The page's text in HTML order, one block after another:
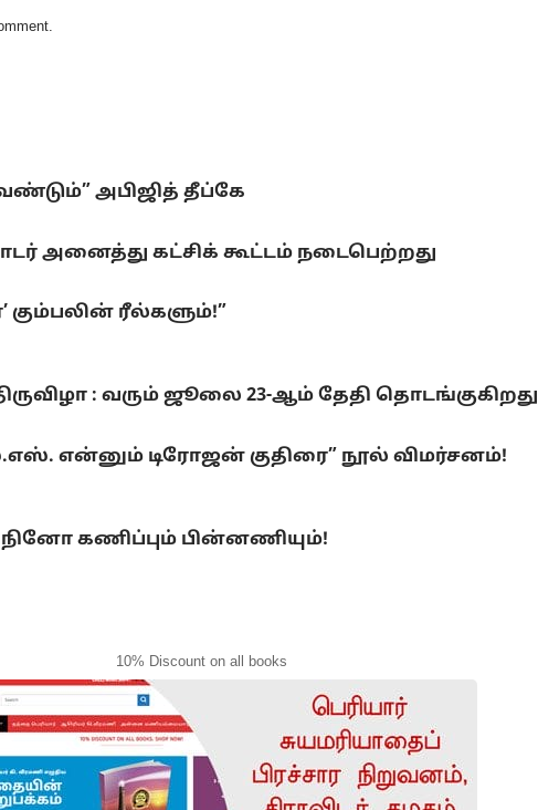
அபிஜித் தீப்கே
அனைத்து கட்சிக் கூட்டம் நடைபெற்றது
ரீல்களும்!”
: வரும் ஜூலை 23-ஆம் தேதி தொடங்குகிறது
என்னும் டிரோஜன் குதிரை” நூல் விமர்சனம்!
கணிப்பும் பின்னணியும்!
10% Discount on all books